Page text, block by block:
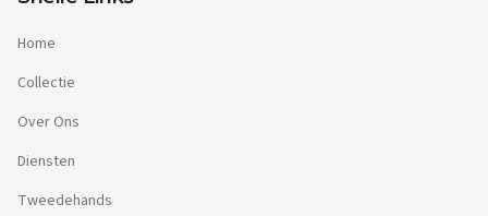
Home
Collectie
Over Ons
Diensten
Tweedehands